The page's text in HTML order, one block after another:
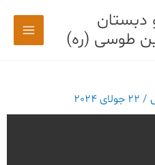
طوسی (ره)
/ 22 جولای 2024